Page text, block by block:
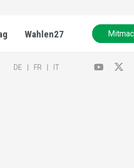
Wahlen27
DE FR IT